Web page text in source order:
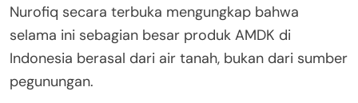
Nurofiq secara terbuka mengungkap bahwa
selama ini sebagian besar produk AMDK di
Indonesia berasal dari air tanah, bukan dari sumber
pegunungan.